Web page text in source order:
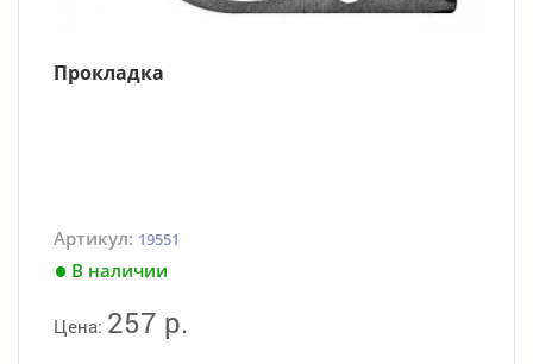
Прокладка
Артикул: 19551
В наличии
Цена: 257 р.